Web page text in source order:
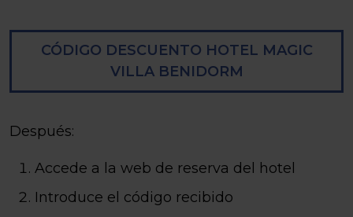
CÓDIGO DESCUENTO HOTEL MAGIC
VILLA BENIDORM
Después:
Accede a la web de reserva del hotel
Introduce el código recibido